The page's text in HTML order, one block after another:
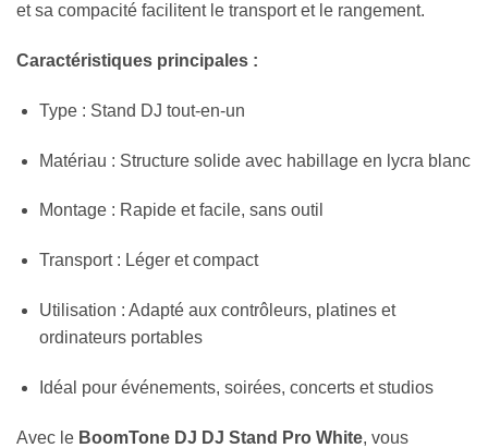
et sa compacité facilitent le transport et le rangement.
Caractéristiques principales :
Type : Stand DJ tout-en-un
Matériau : Structure solide avec habillage en lycra blanc
Montage : Rapide et facile, sans outil
Transport : Léger et compact
Utilisation : Adapté aux contrôleurs, platines et
ordinateurs portables
Idéal pour événements, soirées, concerts et studios
Avec le BoomTone DJ DJ Stand Pro White, vous